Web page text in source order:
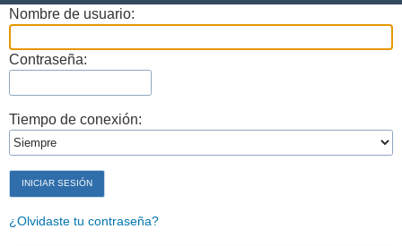
Nombre de usuario:
Contraseña:
Tiempo de conexión:
¿Olvidaste tu contraseña?